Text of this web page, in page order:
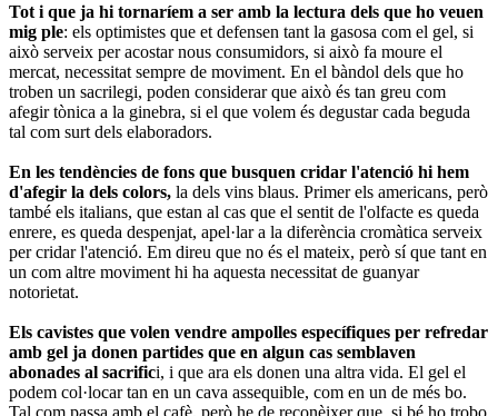
Tot i que ja hi tornaríem a ser amb la lectura dels que ho veuen
mig ple: els optimistes que et defensen tant la gasosa com el gel, si
això serveix per acostar nous consumidors, si això fa moure el
mercat, necessitat sempre de moviment. En el bàndol dels que ho
troben un sacrilegi, poden considerar que això és tan greu com
afegir tònica a la ginebra, si el que volem és degustar cada beguda
tal com surt dels elaboradors.
En les tendències de fons que busquen cridar l'atenció hi hem
d'afegir la dels colors, la dels vins blaus. Primer els americans, però
també els italians, que estan al cas que el sentit de l'olfacte es queda
enrere, es queda despenjat, apel·lar a la diferència cromàtica serveix
per cridar l'atenció. Em direu que no és el mateix, però sí que tant en
un com altre moviment hi ha aquesta necessitat de guanyar
notorietat.
Els cavistes que volen vendre ampolles específiques per refredar
amb gel ja donen partides que en algun cas semblaven
abonades al sacrifici, i que ara els donen una altra vida. El gel el
podem col·locar tan en un cava assequible, com en un de més bo.
Tal com passa amb el cafè, però he de reconèixer que si bé ho trobo